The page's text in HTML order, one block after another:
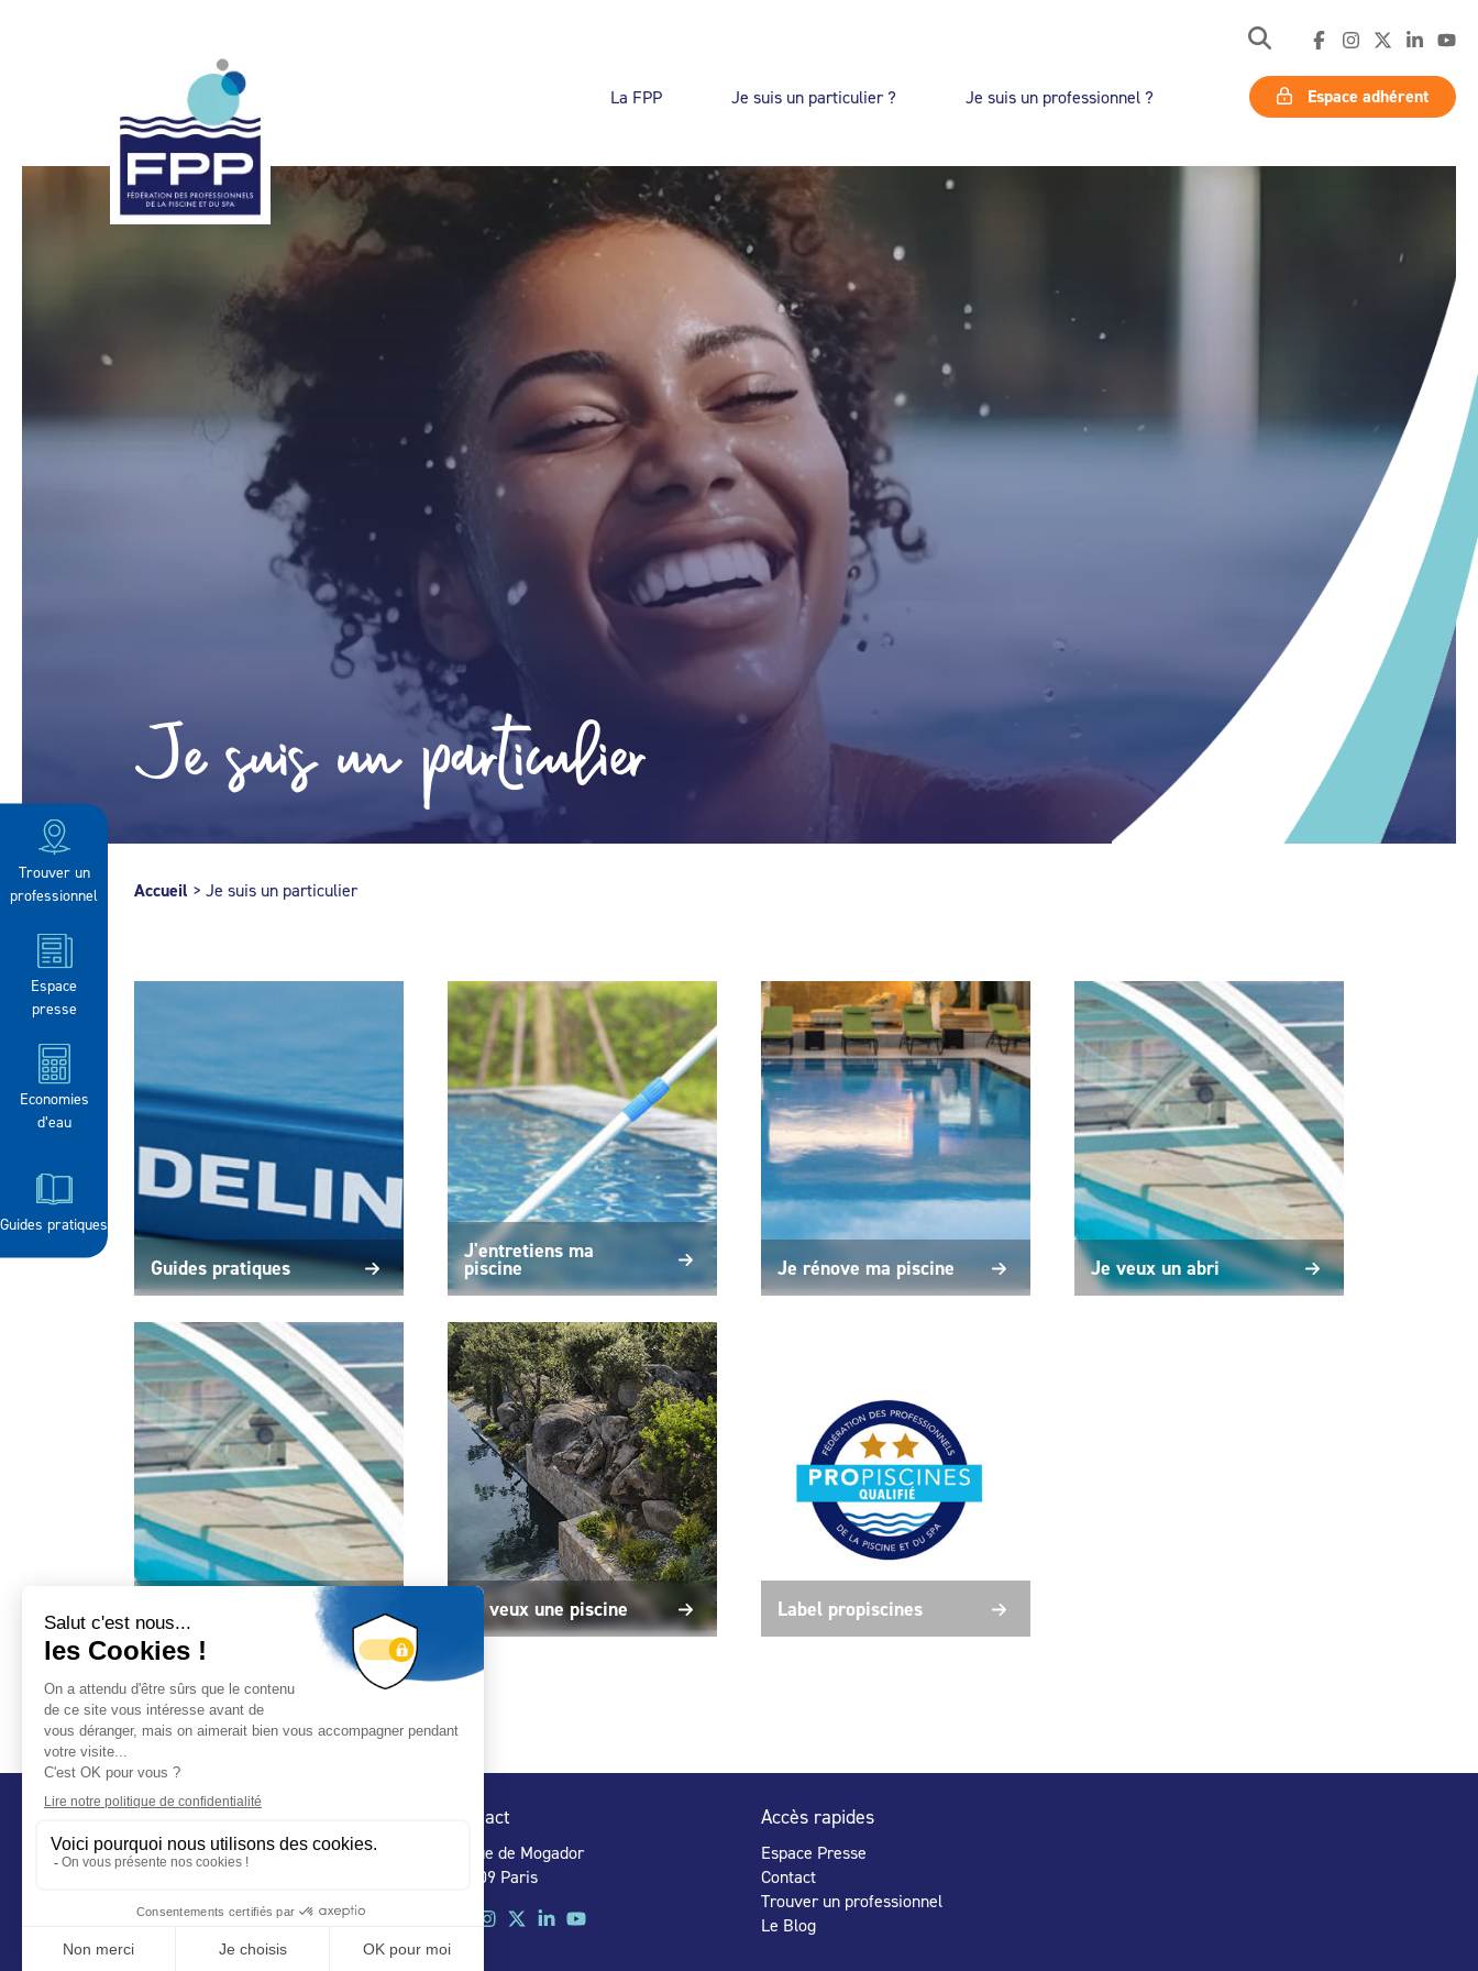
La FPP Je suis un particulier ? Je suis un professionnel ? Espace adhérent
Trouver un
professionnel
Espace
presse
Economies
d’eau
Guides pratiques
Je suis un particulier
Accueil > Je suis un particulier
Guides pratiques
J'entretiens ma
piscine Je rénove ma piscine Je veux un abri
Je veux une piscine Label propiscines
Contact
32 rue de Mogador
75 009 Paris
Accès rapides
Espace Presse
Contact
Trouver un professionnel
Le Blog